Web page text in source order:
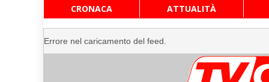
al
contenuto
CRONACA ATTUALITÀ
Errore nel caricamento del feed.